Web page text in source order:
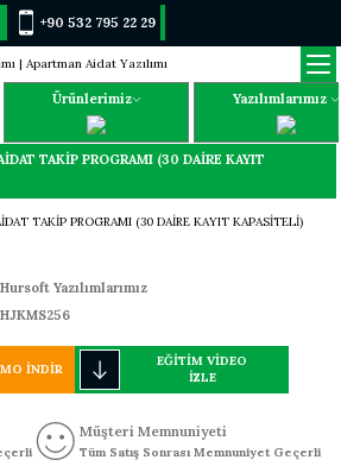
+90 532 795 22 29
Ürünlerimiz Yazılımlarımız
TAKİP PROGRAMI (30 DAİRE KAYIT
Hursoft Yazılımlarımız
HJKMS256
İNDİR
EĞİTİM VİDEO
İZLE
Müşteri Memnuniyeti
Tüm Satış Sonrası Memnuniyet Geçerli